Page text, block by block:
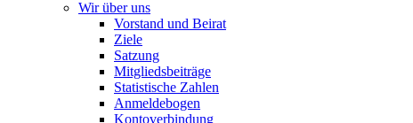
Wir über uns
Vorstand und Beirat
Ziele
Satzung
Mitgliedsbeiträge
Statistische Zahlen
Anmeldebogen
Kontoverbindung